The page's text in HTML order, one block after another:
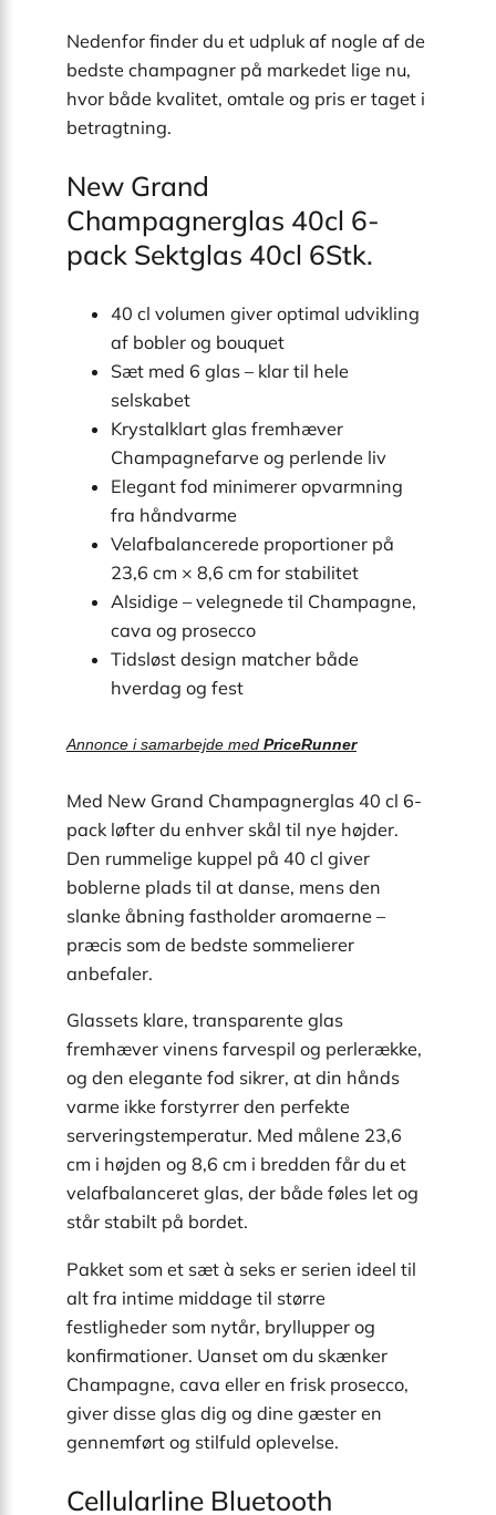
Nedenfor finder du et udpluk af nogle af de
bedste champagner på markedet lige nu,
hvor både kvalitet, omtale og pris er taget i
betragtning.
New Grand
Champagnerglas 40cl 6-
pack Sektglas 40cl 6Stk.
40 cl volumen giver optimal udvikling
af bobler og bouquet
Sæt med 6 glas – klar til hele
selskabet
Krystalklart glas fremhæver
Champagnefarve og perlende liv
Elegant fod minimerer opvarmning
fra håndvarme
Velafbalancerede proportioner på
23,6 cm × 8,6 cm for stabilitet
Alsidige – velegnede til Champagne,
cava og prosecco
Tidsløst design matcher både
hverdag og fest
Annonce i samarbejde med PriceRunner
Med New Grand Champagnerglas 40 cl 6-
pack løfter du enhver skål til nye højder.
Den rummelige kuppel på 40 cl giver
boblerne plads til at danse, mens den
slanke åbning fastholder aromaerne –
præcis som de bedste sommelierer
anbefaler.
Glassets klare, transparente glas
fremhæver vinens farvespil og perlerække,
og den elegante fod sikrer, at din hånds
varme ikke forstyrrer den perfekte
serveringstemperatur. Med målene 23,6
cm i højden og 8,6 cm i bredden får du et
velafbalanceret glas, der både føles let og
står stabilt på bordet.
Pakket som et sæt à seks er serien ideel til
alt fra intime middage til større
festligheder som nytår, bryllupper og
konfirmationer. Uanset om du skænker
Champagne, cava eller en frisk prosecco,
giver disse glas dig og dine gæster en
gennemført og stilfuld oplevelse.
Cellularline Bluetooth